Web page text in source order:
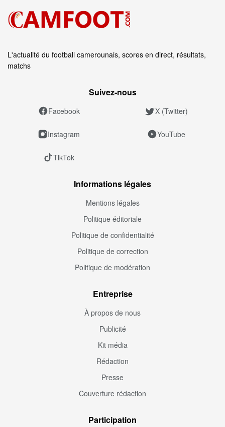
L'actualité du football camerounais, scores en direct, résultats,
matchs
Suivez‑nous
Facebook X (Twitter)
Instagram YouTube
TikTok
Informations légales
Mentions légales
Politique éditoriale
Politique de confidentialité
Politique de correction
Politique de modération
Entreprise
À propos de nous
Publicité
Kit média
Rédaction
Presse
Couverture rédaction
Participation